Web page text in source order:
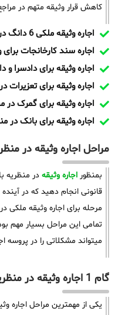
کاهش قرار وثیقه متهم در
اجاره وثیقه ملکی 6 دانگ در منظریه
اجاره سند کارخانجات برای وثیقه های
اجاره وثیقه برای دادسرا و
اجاره وثیقه برای تعزیرات
اجاره وثیقه برای گمرک در
اجاره وثیقه برای بانک در
مراحل اجاره وثیقه در
بمنظور اجاره وثیقه در منظریه
مرحله برای اجاره وثیقه ملکی
تمامی این مراحل بسیار مهم
میتواند مشکلاتی را در پروسه
گام 1 اجاره وثیقه در منظریه (عقد قرارداد)
یکی از مهمترین مراحل اجاره